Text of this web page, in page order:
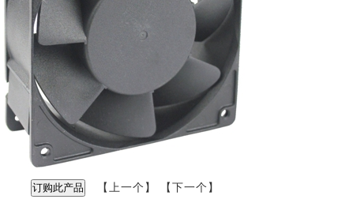
【 上一个 】 【 下一个 】